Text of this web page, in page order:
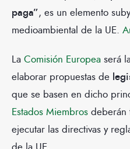
paga”, es un elemento
medioambiental de la UE.
La Comisión Europea será
elaborar propuestas de
que se basen en dicho
Estados Miembros deberán
ejecutar las directivas y